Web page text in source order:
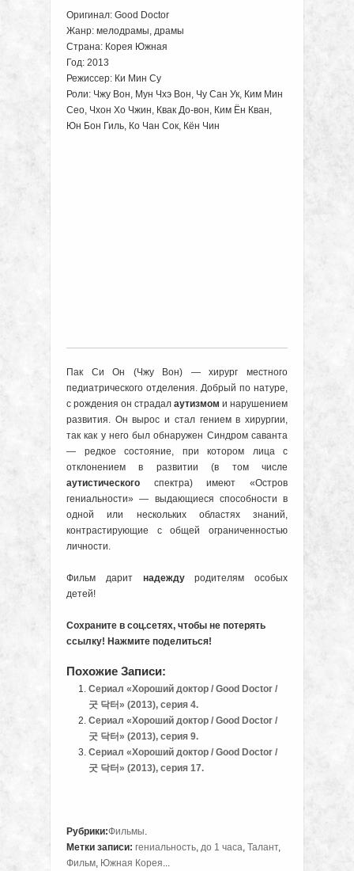
Оригинал: Good Doctor
Жанр: мелодрамы, драмы
Страна: Корея Южная
Год: 2013
Режиссер: Ки Мин Су
Роли: Чжу Вон, Мун Чхэ Вон, Чу Сан Ук, Ким Мин
Сео, Чхон Хо Чжин, Квак До-вон, Ким Ён Кван,
Юн Бон Гиль, Ко Чан Сок, Кён Чин
Пак Си Он (Чжу Вон) — хирург местного
педиатрического отделения. Добрый по натуре,
с рождения он страдал аутизмом и нарушением
развития. Он вырос и стал гением в хирургии,
так как у него был обнаружен Синдром саванта
— редкое cостояние, при котором лица с
отклонением в развитии (в том числе
аутистического спектра) имеют «Остров
гениальности» — выдающиеся способности в
одной или нескольких областях знаний,
контрастирующие с общей ограниченностью
личности.
Фильм дарит надеждуродителям особых
детей!
Сохраните в соц.сетях, чтобы не потерять
ссылку! Нажмите поделиться!
Похожие Записи:
Сериал «Хороший доктор / Good Doctor /
굿 닥터» (2013), серия 4.
Сериал «Хороший доктор / Good Doctor /
굿 닥터» (2013), серия 9.
Сериал «Хороший доктор / Good Doctor /
굿 닥터» (2013), серия 17.
Рубрики:Фильмы.
Метки записи: гениальность, до 1 часа, Талант,
Фильм, Южная Корея...